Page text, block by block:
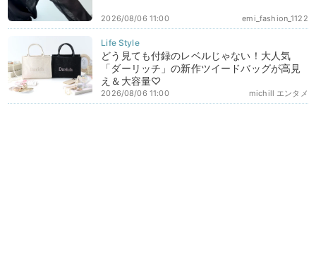
emi_fashion_1122
2026/08/06 11:00
どう見ても付録のレベルじゃない！大人気
「ダーリッチ」の新作ツイードバッグが高見
え＆大容量♡
michill エンタメ
2026/08/06 11:00